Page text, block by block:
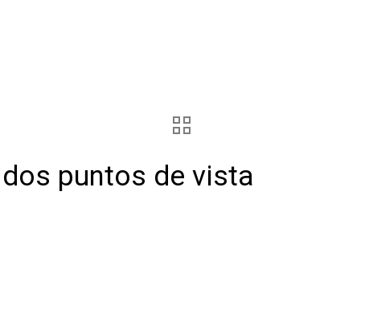
puntos de vista